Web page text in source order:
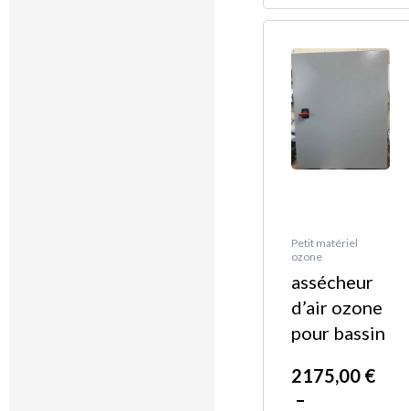
Petit matériel
ozone
assécheur
d’air ozone
pour bassin
2175,00 €
–
de
produit
a
plusieurs
variations.
Les
être
choisies
sur
la
page